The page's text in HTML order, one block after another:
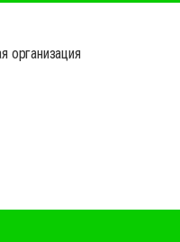
организация